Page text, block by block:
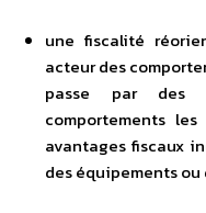
une fiscalité
acteur des
passe par des
comportements
avantages fiscaux
des équipements